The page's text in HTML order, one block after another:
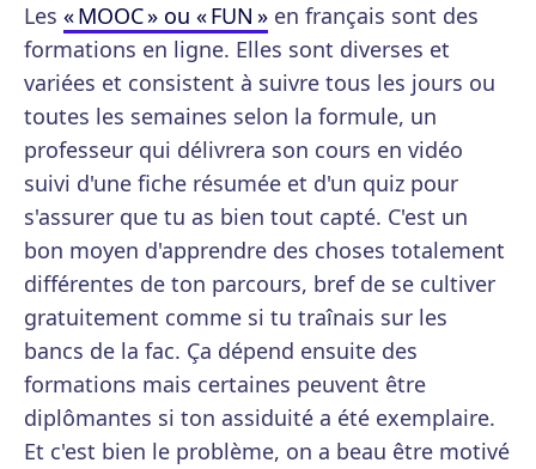
Les « MOOC » ou « FUN » en français sont des
formations en ligne. Elles sont diverses et
variées et consistent à suivre tous les jours ou
toutes les semaines selon la formule, un
professeur qui délivrera son cours en vidéo
suivi d'une fiche résumée et d'un quiz pour
s'assurer que tu as bien tout capté. C'est un
bon moyen d'apprendre des choses totalement
différentes de ton parcours, bref de se cultiver
gratuitement comme si tu traînais sur les
bancs de la fac. Ça dépend ensuite des
formations mais certaines peuvent être
diplômantes si ton assiduité a été exemplaire.
Et c'est bien le problème, on a beau être motivé